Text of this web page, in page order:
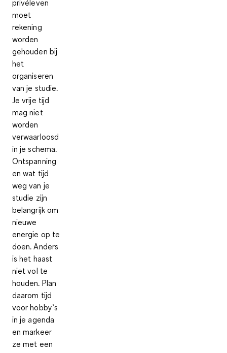
privéleven
moet
rekening
worden
gehouden bij
het
organiseren
van je studie.
Je vrije tijd
mag niet
worden
verwaarloosd
in je schema.
Ontspanning
en wat tijd
weg van je
studie zijn
belangrijk om
nieuwe
energie op te
doen. Anders
is het haast
niet vol te
houden. Plan
daarom tijd
voor hobby’s
in je agenda
en markeer
ze met een